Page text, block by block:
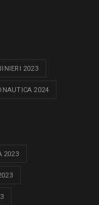
2023
2024
2023